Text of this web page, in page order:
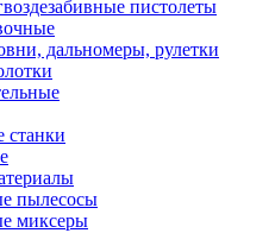
пистолеты
дальномеры, рулетки
станки
пылесосы
миксеры